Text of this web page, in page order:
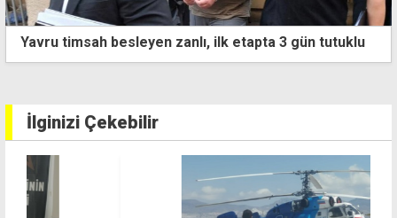
tutuklu
Girne'de çıkan kavgada bir kişi öldürüldü:
tutuklandı
İlginizi Çekebilir